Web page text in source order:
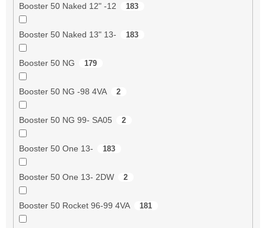
Booster 50 Naked 12" -12 183
Booster 50 Naked 13" 13- 183
Booster 50 NG 179
Booster 50 NG -98 4VA 2
Booster 50 NG 99- SA05 2
Booster 50 One 13- 183
Booster 50 One 13- 2DW 2
Booster 50 Rocket 96-99 4VA 181